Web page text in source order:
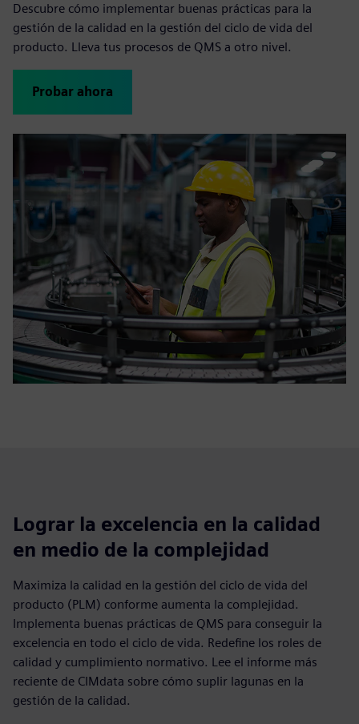
Descubre cómo implementar buenas prácticas para la
gestión de la calidad en la gestión del ciclo de vida del
producto. Lleva tus procesos de QMS a otro nivel.
Probar ahora
Lograr la excelencia en la calidad
en medio de la complejidad
Maximiza la calidad en la gestión del ciclo de vida del
producto (PLM) conforme aumenta la complejidad.
Implementa buenas prácticas de QMS para conseguir la
excelencia en todo el ciclo de vida. Redefine los roles de
calidad y cumplimiento normativo. Lee el informe más
reciente de CIMdata sobre cómo suplir lagunas en la
gestión de la calidad.